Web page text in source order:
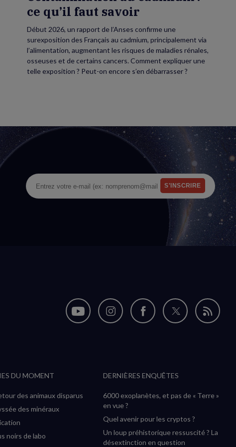
ce qu’il faut savoir
Début 2026, un rapport de l’Anses confirme une
surexposition des Français au cadmium, principalement via
l’alimentation, augmentant les risques de maladies rénales,
osseuses et de certains cancers. Comment expliquer une
telle exposition ? Peut-on encore s’en débarrasser ?
Nous
(nouvelle
fenêtre)
Nous
(nouvelle
fenêtre)
Nous
(nouvelle
fenêtre)
Nous
(nouvelle
fenêtre)
Flux
DU MOMENT
des animaux disparus
des minéraux
noirs de labo
DERNIÈRES ENQUÊTES
6000 exoplanètes, et pas de « Terre »
en vue ?
Quel avenir pour les cryptos ?
Un loup préhistorique ressuscité ? La
désextinction en question